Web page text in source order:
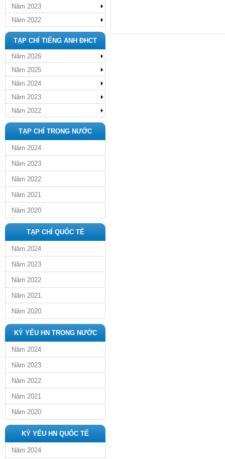
Năm 2023
Năm 2022
TẠP CHÍ TIẾNG ANH ĐHCT
Năm 2026
Năm 2025
Năm 2024
Năm 2023
Năm 2022
TẠP CHÍ TRONG NƯỚC
Năm 2024
Năm 2023
Năm 2022
Năm 2021
Năm 2020
TẠP CHÍ QUỐC TẾ
Năm 2024
Năm 2023
Năm 2022
Năm 2021
Năm 2020
KỶ YẾU HN TRONG NƯỚC
Năm 2024
Năm 2023
Năm 2022
Năm 2021
Năm 2020
KỶ YẾU HN QUỐC TẾ
Năm 2024